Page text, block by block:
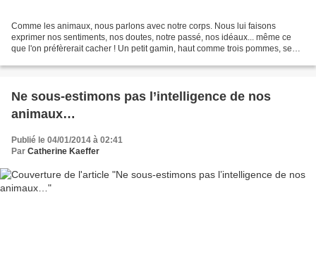
Comme les animaux, nous parlons avec notre corps. Nous lui faisons
exprimer nos sentiments, nos doutes, notre passé, nos idéaux... même ce
que l'on préfèrerait cacher ! Un petit gamin, haut comme trois pommes, se
Ne sous-estimons pas l’intelligence de nos
animaux…
Publié le 04/01/2014 à 02:41
Par Catherine Kaeffer